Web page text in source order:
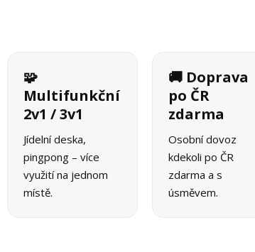
🧩
Multifunkční
2v1 / 3v1
Jídelní deska,
pingpong – více
využití na jednom
místě.
🚚 Doprava
po ČR
zdarma
Osobní dovoz
kdekoli po ČR
zdarma a s
úsměvem.